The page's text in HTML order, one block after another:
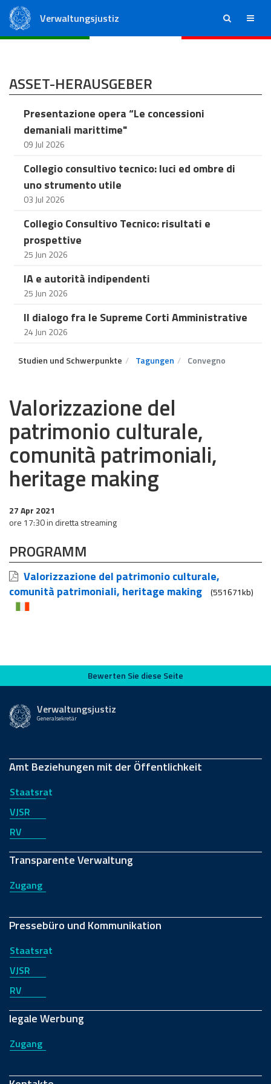
Verwaltungsjustiz ricerca menu
ASSET-HERAUSGEBER
Presentazione opera “Le concessioni
demaniali marittime"
09 Jul 2026
Collegio consultivo tecnico: luci ed ombre di
uno strumento utile
03 Jul 2026
Collegio Consultivo Tecnico: risultati e
prospettive
25 Jun 2026
IA e autorità indipendenti
25 Jun 2026
Il dialogo fra le Supreme Corti Amministrative
24 Jun 2026
Studien und Schwerpunkte Tagungen Convegno
Valorizzazione del
patrimonio culturale,
comunità patrimoniali,
heritage making
27 Apr 2021
ore 17:30 in diretta streaming
PROGRAMM
Valorizzazione del patrimonio culturale,
comunità patrimoniali, heritage making
(551671kb)
Bewerten Sie diese Seite
Bewerten Sie diese Seite
Verwaltungsjustiz
Generalsekretär
Amt Beziehungen mit der Öffentlichkeit
Staatsrat
VJSR
RV
Transparente Verwaltung
Zugang
Pressebüro und Kommunikation
Staatsrat
VJSR
RV
legale Werbung
Zugang